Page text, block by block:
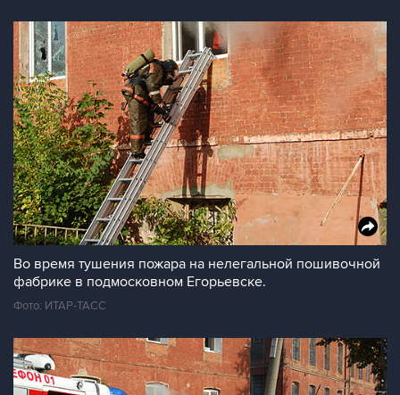
Во время тушения пожара на нелегальной пошивочной
фабрике в подмосковном Егорьевске.
Фото: ИТАР-ТАСС